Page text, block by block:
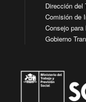
Dirección del
Comisión de
Consejo para
Gobierno